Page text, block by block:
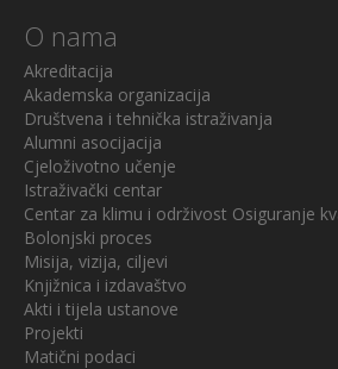
O nama
Akreditacija
Akademska organizacija
Društvena i tehnička istraživanja
Alumni asocijacija
Cjeloživotno učenje
Istraživački centar
Centar za klimu i održivost Osiguranje
Bolonjski proces
Misija, vizija, ciljevi
Knjižnica i izdavaštvo
Akti i tijela ustanove
Projekti
Matični podaci